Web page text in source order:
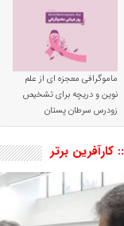
ماموگرافی معجزه ای از علم
نوین و دریچه برای تشخیص
زودرس سرطان پستان
:: کارآفرین برتر